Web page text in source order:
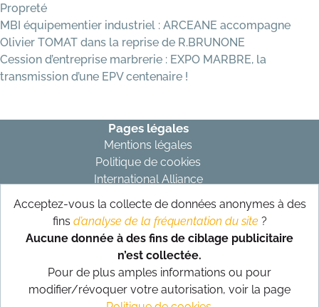
Propreté
MBI équipementier industriel : ARCEANE accompagne
Olivier TOMAT dans la reprise de R.BRUNONE
Cession d’entreprise marbrerie : EXPO MARBRE, la
transmission d’une EPV centenaire !
Pages légales
Mentions légales
Politique de cookies
International Alliance
Abonnez-vous à notre newsletter
S’abonner
Suivez-nous sur nos réseaux
Acceptez-vous la collecte de données anonymes à des
fins d’analyse de la fréquentation du site ?
Aucune donnée à des fins de ciblage publicitaire
n’est collectée.
Pour de plus amples informations ou pour
modifier/révoquer votre autorisation, voir la page